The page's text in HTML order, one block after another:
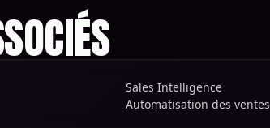
Sales Intelligence
Automatisation des ventes